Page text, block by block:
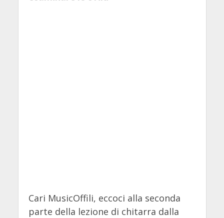
Cari MusicOffili, eccoci alla seconda
parte della lezione di chitarra dalla